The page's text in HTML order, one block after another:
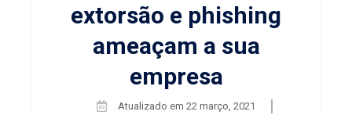
extorsão e phishing
ameaçam a sua
empresa
Atualizado em 22 março, 2021